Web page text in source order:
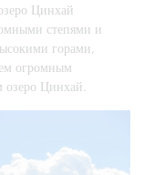
Цинхай
степями и
горами,
огромным
Цинхай.